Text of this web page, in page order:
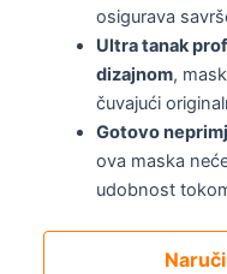
osigurava
Ultra tanak
dizajnom,
čuvajući
Gotovo
ova maska
udobnost